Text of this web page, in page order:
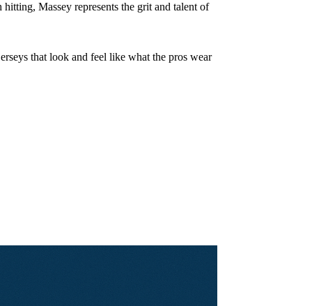
Massey represents the grit and talent of
that look and feel like what the pros wear